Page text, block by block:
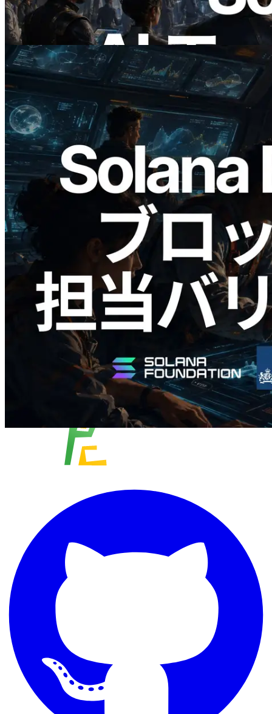
にその場で支払う時代の幕開け
この記事を読む
2026.05.24
Validators Solutions、Solana ブロックア
ナライザーを公開 — slot 単位のブロッ
ク生成時間と担当バリデータを視覚化
この記事を読む
さらに読み込む